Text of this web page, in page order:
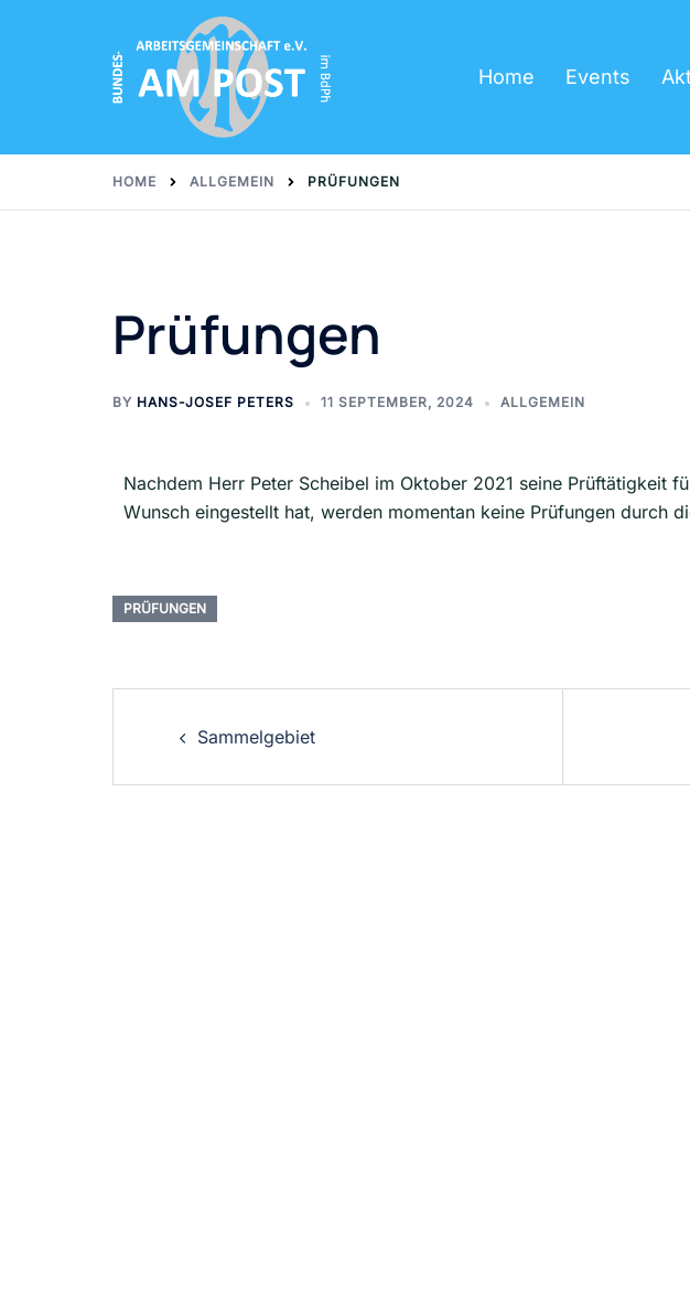
Home Events
HOME ALLGEMEIN PRÜFUNGEN
Prüfungen
BY HANS-JOSEF PETERS 11 SEPTEMBER, 2024 ALLGEMEIN
Nachdem Herr Peter Scheibel im Oktober 2021 seine Prüftätigkeit
Wunsch eingestellt hat, werden momentan keine Prüfungen durch
PRÜFUNGEN
Sammelgebiet